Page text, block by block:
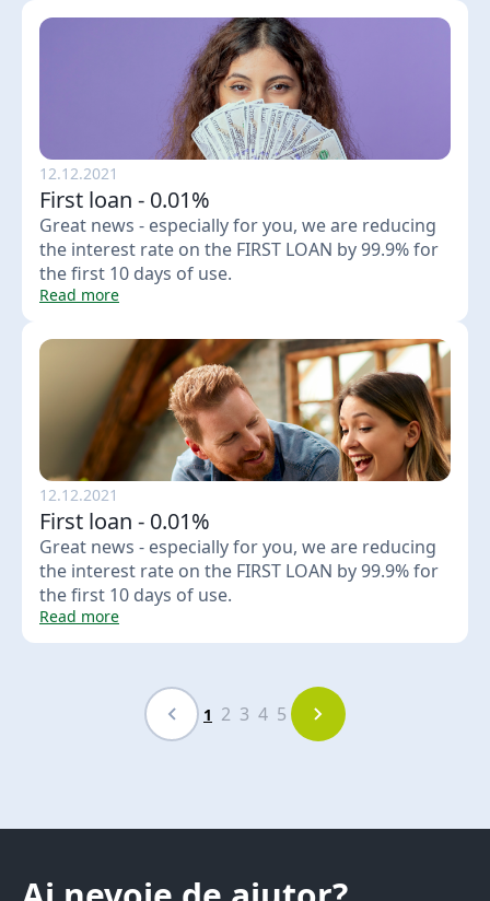
12.12.2021
First loan - 0.01%
Great news - especially for you, we are reducing
the interest rate on the FIRST LOAN by 99.9% for
the first 10 days of use.
Read more
12.12.2021
First loan - 0.01%
Great news - especially for you, we are reducing
the interest rate on the FIRST LOAN by 99.9% for
the first 10 days of use.
Read more
1 2 3 4 5